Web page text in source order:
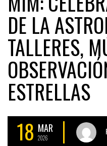
DE LA
TALLERES,
ESTRELLAS
18 MAR
2026